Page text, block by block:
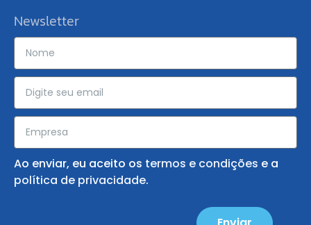
Newsletter
Ao enviar, eu aceito os termos e condições e a
política de privacidade.